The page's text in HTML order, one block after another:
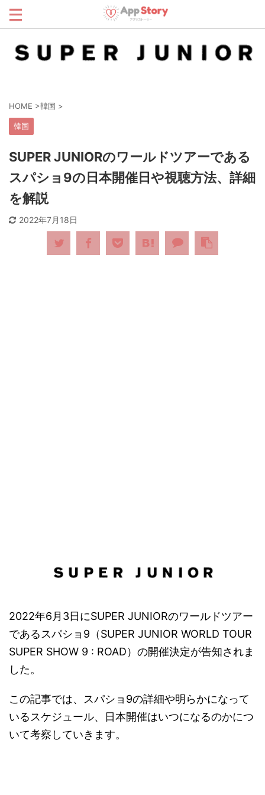
HOME >韓国 >
韓国
SUPER JUNIORのワールドツアーである
スパショ9の日本開催日や視聴方法、詳細
を解説
2022年7月18日
2022年6月3日にSUPER JUNIORのワールドツアー
であるスパショ9（SUPER JUNIOR WORLD TOUR
SUPER SHOW 9 : ROAD）の開催決定が告知されま
した。
この記事では、スパショ9の詳細や明らかになって
いるスケジュール、日本開催はいつになるのかにつ
いて考察していきます。